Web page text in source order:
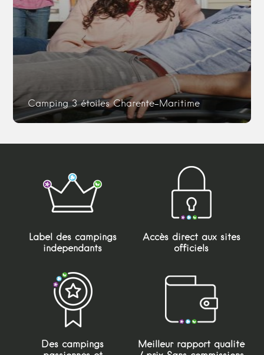
Camping 3 étoiles Charente-Maritime
Label des campings
indépendants
Accès direct aux sites
officiels
Des campings
Meilleur rapport qualité